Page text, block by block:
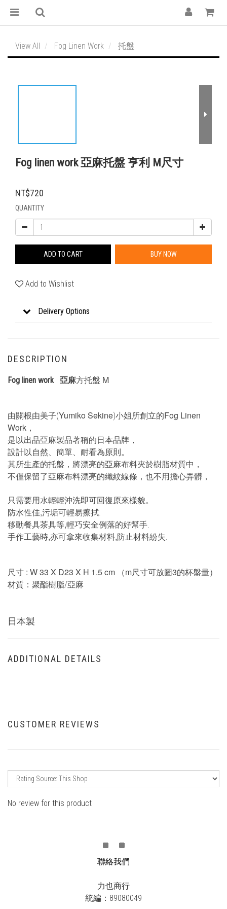
View All Fog Linen Work 托盤
Fog linen work 亞麻托盤 亨利 M尺寸
NT$720
QUANTITY
ADD TO CART BUY NOW
Add to Wishlist
Delivery Options
DESCRIPTION
Fog linen work 亞麻方托盤 M
由關根由美子(Yumiko Sekine)小姐所創立的Fog Linen
Work ，
是以出品亞麻製品著稱的日本品牌，
設計以自然、簡單、耐看為原則。
其所生產的托盤，將漂亮的亞麻布料夾於樹脂材質中，
不僅保留了亞麻布料漂亮的織紋線條，也不用擔心弄髒，
只需要用水輕輕沖洗即可回復原來樣貌。
防水性佳,污垢可輕易擦拭.
移動餐具茶具等,輕巧安全例落的好幫手.
手作工藝時,亦可拿來收集材料,防止材料紛失.
尺寸 : W 33 X D23 X H 1.5 cm （m尺寸可放圖3的杯盤量）
材質：聚酯樹脂/亞麻
日本製
ADDITIONAL DETAILS
CUSTOMER REVIEWS
No review for this product
聯絡我們
力也商行
統編：89080049